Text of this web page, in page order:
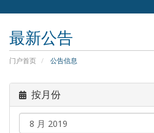
最新公告
门户首页 公告信息
按月份